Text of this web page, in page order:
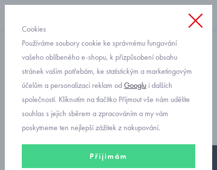
legínky
legínky pro miminka dva
kusy v balení Mayoral 2706-
-30%
Cookies
Používáme soubory cookie ke správnému fungování
vašeho oblíbeného e-shopu, k přizpůsobení obsahu
stránek vašim potřebám, ke statistickým a marketingovým
účelům a personalizaci reklam odGooglu i dalších
společností. Kliknutím na tlačítko Přijmout vše nám udělíte
souhlas s jejich sběrem a zpracováním a my vám
poskytneme ten nejlepší zážitek z nakupování.
Přijímám